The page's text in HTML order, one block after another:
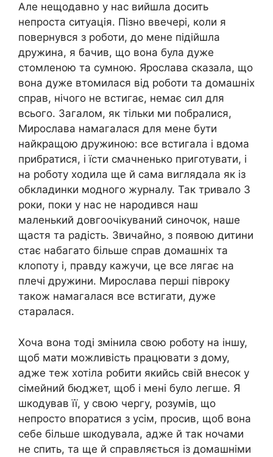
Але нещодавно у нас вийшла досить
непроста ситуація. Пізно ввечері, коли я
повернувся з роботи, до мене підійшла
дружина, я бачив, що вона була дуже
стомленою та сумною. Ярослава сказала, що
вона дуже втомилася від роботи та домашніх
справ, нічого не встигає, немає сил для
всього. Загалом, як тільки ми побралися,
Мирослава намагалася для мене бути
найкращою дружиною: все встигала і вдома
прибратися, і їсти смачненько приготувати, і
на роботу ходила ще й сама виглядала як із
обкладинки модного журналу. Так тривало 3
роки, поки у нас не народився наш
маленький довгоочікуваний синочок, наше
щастя та радість. Звичайно, з появою дитини
стає набагато більше справ домашніх та
клопоту і, правду кажучи, це все лягає на
плечі дружини. Мирослава перші півроку
також намагалася все встигати, дуже
старалася.
Хоча вона тоді змінила свою роботу на іншу,
щоб мати можливість працювати з дому,
адже теж хотіла робити якийсь свій внесок у
сімейний бюджет, щоб і мені було легше. Я
шкодував її, у свою чергу, розумів, що
непросто впоратися з усім, просив, щоб вона
себе більше шкодувала, адже й так ночами
не спить, та ще й справляється із домашніми